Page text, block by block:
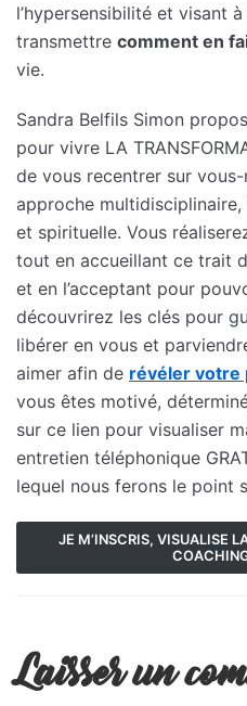
l’hypersensibilité et visant
transmettre comment en
vie.
Sandra Belfils Simon
pour vivre LA
de vous recentrer sur
approche
et spirituelle. Vous
tout en accueillant ce trait
et en l’acceptant pour
découvrirez les clés pour
libérer en vous et
aimer afin de révéler votre
vous êtes motivé,
sur ce lien pour visualiser
entretien téléphonique
lequel nous ferons le point
JE M’INSCRIS, VISUALISE
Laisser un